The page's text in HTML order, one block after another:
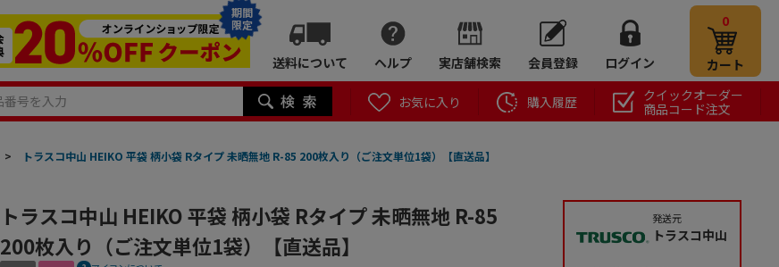
期間
限定
送料について ヘルプ 実店舗検索 会員登録 ログイン
0
カート
お気に入り 購入履歴
クイックオーダー
商品コード注文
> トラスコ中山 HEIKO 平袋 柄小袋 Rタイプ 未晒無地 R-85 200枚入り（ご注文単位1袋）【直送品】
トラスコ中山 HEIKO 平袋 柄小袋 Rタイプ 未晒無地 R-85
200枚入り（ご注文単位1袋）【直送品】
発送元
トラスコ中山